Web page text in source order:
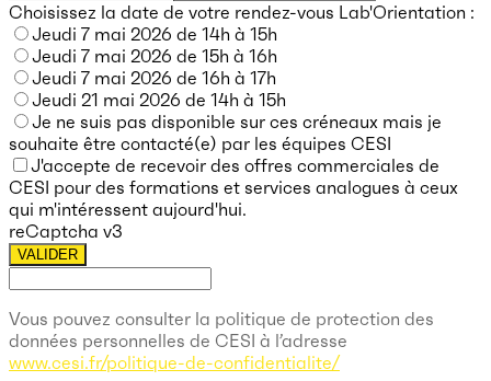
Choisissez la date de votre rendez-vous Lab'Orientation :
Jeudi 7 mai 2026 de 14h à 15h
Jeudi 7 mai 2026 de 15h à 16h
Jeudi 7 mai 2026 de 16h à 17h
Jeudi 21 mai 2026 de 14h à 15h
Je ne suis pas disponible sur ces créneaux mais je
souhaite être contacté(e) par les équipes CESI
J'accepte de recevoir des offres commerciales de
CESI pour des formations et services analogues à ceux
qui m'intéressent aujourd'hui.
reCaptcha v3
VALIDER
Vous pouvez consulter la politique de protection des
données personnelles de CESI à l’adresse
www.cesi.fr/politique-de-confidentialite/